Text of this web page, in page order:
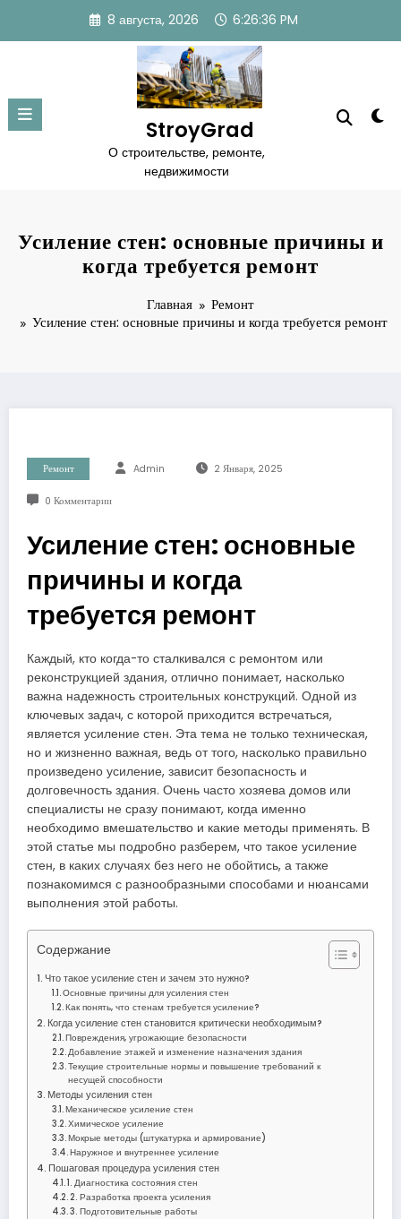
содержимому
8 августа, 2026 6:26:37 PM
StroyGrad
О строительстве, ремонте,
недвижимости
Усиление стен: основные причины и
когда требуется ремонт
Главная
Ремонт
Усиление стен: основные причины и когда требуется ремонт
Ремонт Admin 2 Января, 2025
0 Комментарии
Усиление стен: основные
причины и когда
требуется ремонт
Каждый, кто когда-то сталкивался с ремонтом или
реконструкцией здания, отлично понимает, насколько
важна надежность строительных конструкций. Одной из
ключевых задач, с которой приходится встречаться,
является усиление стен. Эта тема не только техническая,
но и жизненно важная, ведь от того, насколько правильно
произведено усиление, зависит безопасность и
долговечность здания. Очень часто хозяева домов или
специалисты не сразу понимают, когда именно
необходимо вмешательство и какие методы применять. В
этой статье мы подробно разберем, что такое усиление
стен, в каких случаях без него не обойтись, а также
познакомимся с разнообразными способами и нюансами
выполнения этой работы.
Содержание
Что такое усиление стен и зачем это нужно?
Основные причины для усиления стен
Как понять, что стенам требуется усиление?
Когда усиление стен становится критически необходимым?
Повреждения, угрожающие безопасности
Добавление этажей и изменение назначения здания
Текущие строительные нормы и повышение требований к
несущей способности
Методы усиления стен
Механическое усиление стен
Химическое усиление
Мокрые методы (штукатурка и армирование)
Наружное и внутреннее усиление
Пошаговая процедура усиления стен
1. Диагностика состояния стен
2. Разработка проекта усиления
3. Подготовительные работы